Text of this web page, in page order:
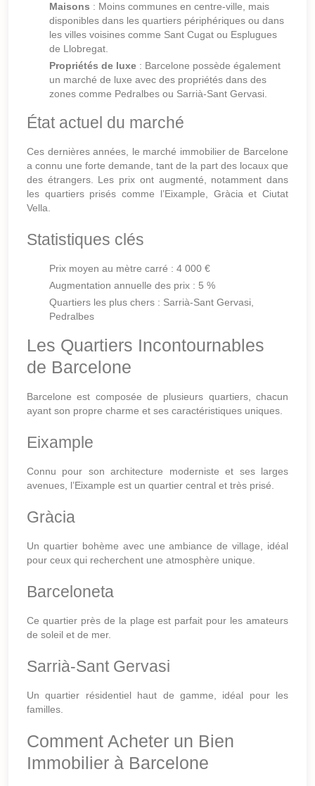
Maisons : Moins communes en centre-ville, mais
disponibles dans les quartiers périphériques ou dans
les villes voisines comme Sant Cugat ou Esplugues
de Llobregat.
Propriétés de luxe : Barcelone possède également
un marché de luxe avec des propriétés dans des
zones comme Pedralbes ou Sarrià-Sant Gervasi.
État actuel du marché
Ces dernières années, le marché immobilier de Barcelone
a connu une forte demande, tant de la part des locaux que
des étrangers. Les prix ont augmenté, notamment dans
les quartiers prisés comme l’Eixample, Gràcia et Ciutat
Vella.
Statistiques clés
Prix moyen au mètre carré : 4 000 €
Augmentation annuelle des prix : 5 %
Quartiers les plus chers : Sarrià-Sant Gervasi,
Pedralbes
Les Quartiers Incontournables
de Barcelone
Barcelone est composée de plusieurs quartiers, chacun
ayant son propre charme et ses caractéristiques uniques.
Eixample
Connu pour son architecture moderniste et ses larges
avenues, l’Eixample est un quartier central et très prisé.
Gràcia
Un quartier bohème avec une ambiance de village, idéal
pour ceux qui recherchent une atmosphère unique.
Barceloneta
Ce quartier près de la plage est parfait pour les amateurs
de soleil et de mer.
Sarrià-Sant Gervasi
Un quartier résidentiel haut de gamme, idéal pour les
familles.
Comment Acheter un Bien
Immobilier à Barcelone